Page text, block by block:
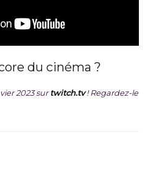
du cinéma ?
2023 surtwitch.tv ! Regardez-le